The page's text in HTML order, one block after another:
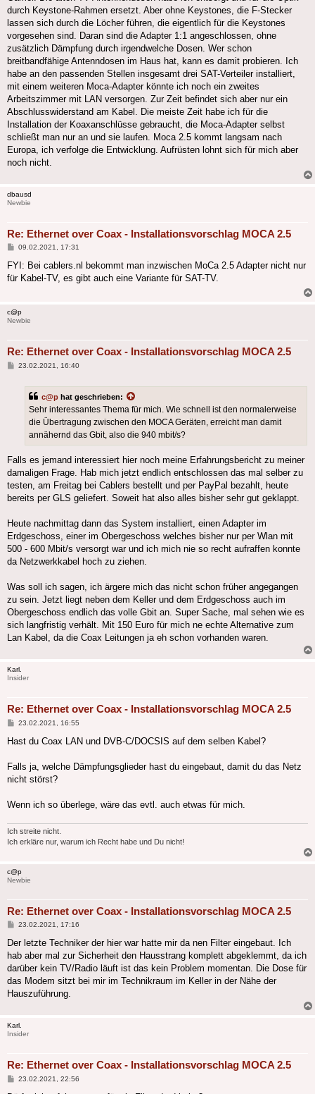
durch Keystone-Rahmen ersetzt. Aber ohne Keystones, die F-Stecker
lassen sich durch die Löcher führen, die eigentlich für die Keystones
vorgesehen sind. Daran sind die Adapter 1:1 angeschlossen, ohne
zusätzlich Dämpfung durch irgendwelche Dosen. Wer schon
breitbandfähige Antenndosen im Haus hat, kann es damit probieren. Ich
habe an den passenden Stellen insgesamt drei SAT-Verteiler installiert,
mit einem weiteren Moca-Adapter könnte ich noch ein zweites
Arbeitszimmer mit LAN versorgen. Zur Zeit befindet sich aber nur ein
Abschlusswiderstand am Kabel. Die meiste Zeit habe ich für die
Installation der Koaxanschlüsse gebraucht, die Moca-Adapter selbst
schließt man nur an und sie laufen. Moca 2.5 kommt langsam nach
Europa, ich verfolge die Entwicklung. Aufrüsten lohnt sich für mich aber
noch nicht.
dbausd
Newbie
Re: Ethernet over Coax - Installationsvorschlag MOCA 2.5
Beitrag
09.02.2021, 17:31
FYI: Bei cablers.nl bekommt man inzwischen MoCa 2.5 Adapter nicht nur
für Kabel-TV, es gibt auch eine Variante für SAT-TV.
c@p
Newbie
Re: Ethernet over Coax - Installationsvorschlag MOCA 2.5
Beitrag
23.02.2021, 16:40
c@p hat geschrieben:
Sehr interessantes Thema für mich. Wie schnell ist den normalerweise
die Übertragung zwischen den MOCA Geräten, erreicht man damit
annähernd das Gbit, also die 940 mbit/s?
Falls es jemand interessiert hier noch meine Erfahrungsbericht zu meiner
damaligen Frage. Hab mich jetzt endlich entschlossen das mal selber zu
testen, am Freitag bei Cablers bestellt und per PayPal bezahlt, heute
bereits per GLS geliefert. Soweit hat also alles bisher sehr gut geklappt.
Heute nachmittag dann das System installiert, einen Adapter im
Erdgeschoss, einer im Obergeschoss welches bisher nur per Wlan mit
500 - 600 Mbit/s versorgt war und ich mich nie so recht aufraffen konnte
da Netzwerkkabel hoch zu ziehen.
Was soll ich sagen, ich ärgere mich das nicht schon früher angegangen
zu sein. Jetzt liegt neben dem Keller und dem Erdgeschoss auch im
Obergeschoss endlich das volle Gbit an. Super Sache, mal sehen wie es
sich langfristig verhält. Mit 150 Euro für mich ne echte Alternative zum
Lan Kabel, da die Coax Leitungen ja eh schon vorhanden waren.
Karl.
Insider
Re: Ethernet over Coax - Installationsvorschlag MOCA 2.5
Beitrag
23.02.2021, 16:55
Hast du Coax LAN und DVB-C/DOCSIS auf dem selben Kabel?
Falls ja, welche Dämpfungsglieder hast du eingebaut, damit du das Netz
nicht störst?
Wenn ich so überlege, wäre das evtl. auch etwas für mich.
Ich streite nicht.
Ich erkläre nur, warum ich Recht habe und Du nicht!
c@p
Newbie
Re: Ethernet over Coax - Installationsvorschlag MOCA 2.5
Beitrag
23.02.2021, 17:16
Der letzte Techniker der hier war hatte mir da nen Filter eingebaut. Ich
hab aber mal zur Sicherheit den Hausstrang komplett abgeklemmt, da ich
darüber kein TV/Radio läuft ist das kein Problem momentan. Die Dose für
das Modem sitzt bei mir im Technikraum im Keller in der Nähe der
Hauszuführung.
Karl.
Insider
Re: Ethernet over Coax - Installationsvorschlag MOCA 2.5
Beitrag
23.02.2021, 22:56